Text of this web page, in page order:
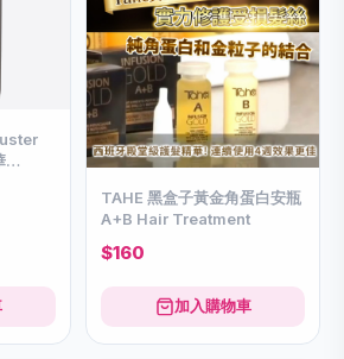
TAHE 黑盒子黃金角蛋白安瓶
A+B Hair Treatment
$160
加入購物車